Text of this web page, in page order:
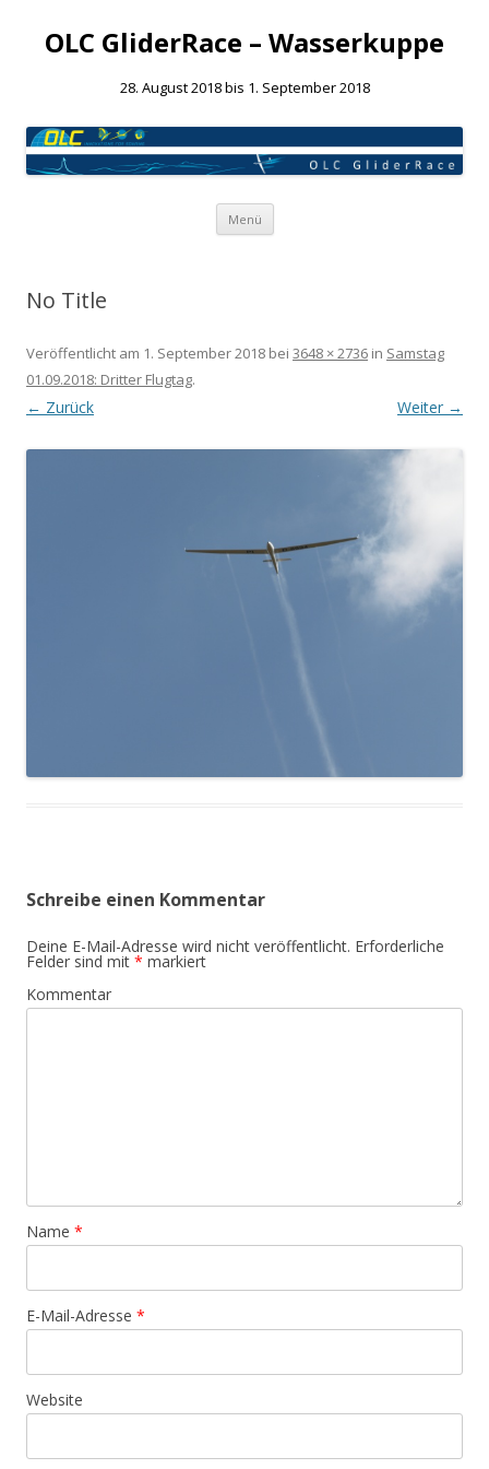
OLC GliderRace – Wasserkuppe
28. August 2018 bis 1. September 2018
Menü Springe
No Title
Veröffentlicht am 1. September 2018 bei 3648 × 2736 in Samstag
01.09.2018: Dritter Flugtag.
← Zurück Weiter →
Schreibe einen Kommentar
Deine E-Mail-Adresse wird nicht veröffentlicht. Erforderliche
Felder sind mit * markiert
Kommentar
Name *
E-Mail-Adresse *
Website